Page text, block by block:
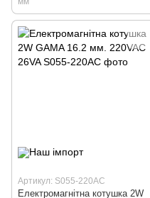
Артикул: S055-220AC
Електромагнітна котушка 2W